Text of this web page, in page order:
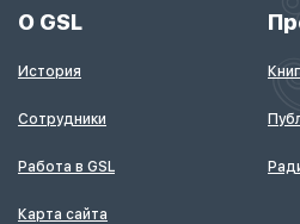
О GSL
История
Сотрудники
Работа в GSL
Карта сайта